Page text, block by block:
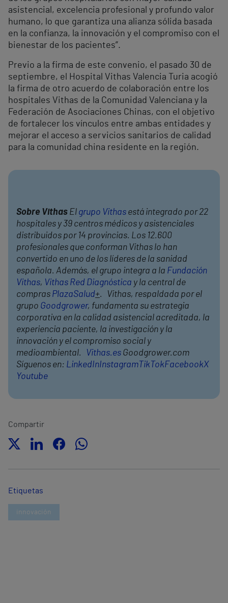
asistencial, excelencia profesional y profundo valor
humano, lo que garantiza una alianza sólida basada
en la confianza, la innovación y el compromiso con el
bienestar de los pacientes”.
Previo a la firma de este convenio, el pasado 30 de
septiembre, el Hospital Vithas Valencia Turia acogió
la firma de otro acuerdo de colaboración entre los
hospitales Vithas de la Comunidad Valenciana y la
Federación de Asociaciones Chinas, con el objetivo
de fortalecer los vínculos entre ambas entidades y
mejorar el acceso a servicios sanitarios de calidad
para la comunidad china residente en la región.
Sobre Vithas El grupo Vithas está integrado por 22
hospitales y 39 centros médicos y asistenciales
distribuidos por 14 provincias. Los 12.600
profesionales que conforman Vithas lo han
convertido en uno de los líderes de la sanidad
española. Además, el grupo integra a la Fundación
Vithas, Vithas Red Diagnóstica y la central de
compras PlazaSalud+. Vithas, respaldada por el
grupo Goodgrower, fundamenta su estrategia
corporativa en la calidad asistencial acreditada, la
experiencia paciente, la investigación y la
innovación y el compromiso social y
medioambiental.
Vithas.es Goodgrower.com
Síguenos en: LinkedInInstagram TikTokFacebookX
Youtube
Compartir
Etiquetas
innovación